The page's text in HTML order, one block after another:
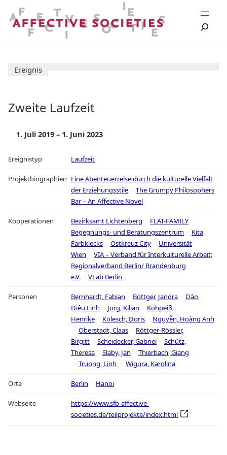
Inhalt
springen
Ereignis
Zweite Laufzeit
1. Juli 2019 – 1. Juni 2023
Ereignistyp Laufzeit
Projektbiographien Eine Abenteuerreise durch die kulturelle Vielfalt
der Erziehungsstile
The Grumpy Philosophers
Bar – An Affective Novel
Kooperationen Bezirksamt Lichtenberg
FLAT-FAMILY
Begegnungs- und Beratungszentrum
Kita
Farbklecks
Ostkreuz City
Universität
Wien
VIA – Verband für Interkulturelle Arbeit;
Regionalverband Berlin/ Brandenburg
e.V.
VLab Berlin
Personen Bernhardt, Fabian Böttger, Jandra
Dào,
Điệu Linh
Jörg, Kilian
Kohpeiß,
Henrike
Kolesch, Doris
Nguyễn, Hoàng Anh
Oberstadt, Claas
Röttger-Rössler,
Birgitt
Scheidecker, Gabriel
Schütz,
Theresa
Slaby, Jan
Thierbach, Giang
Truong, Linh
Wigura, Karolina
Orte Berlin Hanoi
Webseite
https://www.sfb-affective-
societies.de/teilprojekte/index.html